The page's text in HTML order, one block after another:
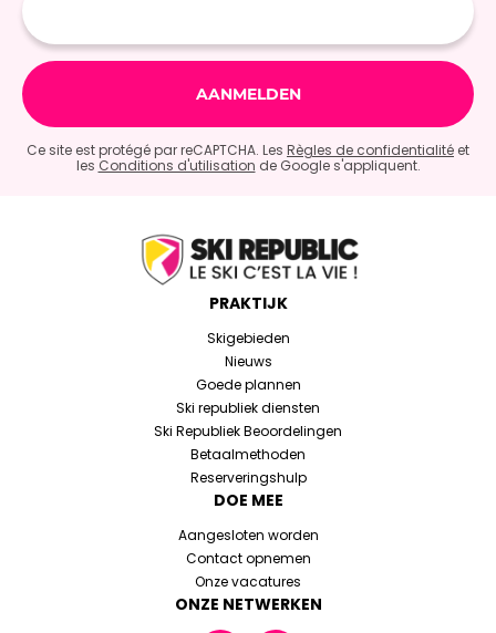
Ce site est protégé par reCAPTCHA. Les Règles de confidentialité et
les Conditions d'utilisation de Google s'appliquent.
PRAKTIJK
Skigebieden
Nieuws
Goede plannen
Ski republiek diensten
Ski Republiek Beoordelingen
Betaalmethoden
Reserveringshulp
DOE MEE
Aangesloten worden
Contact opnemen
Onze vacatures
ONZE NETWERKEN